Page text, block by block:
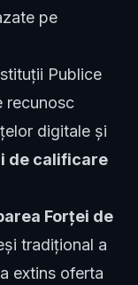
pe
Publice
recunosc
digitale și
de calificare
Forței de
tradițional a
extins oferta